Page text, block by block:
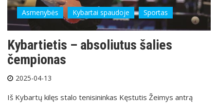
Asmenybės Kybartai spaudoje Sportas
Kybartietis – absoliutus šalies
čempionas
2025-04-13
Iš Kybartų kilęs stalo tenisininkas Kęstutis Žeimys antrą